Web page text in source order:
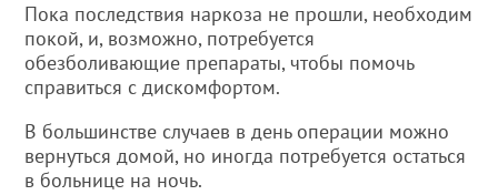
Пока последствия наркоза не прошли, необходим
покой, и, возможно, потребуется
обезболивающие препараты, чтобы помочь
справиться с дискомфортом.
В большинстве случаев в день операции можно
вернуться домой, но иногда потребуется остаться
в больнице на ночь.